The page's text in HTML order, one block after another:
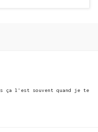
ça l'est souvent quand je te